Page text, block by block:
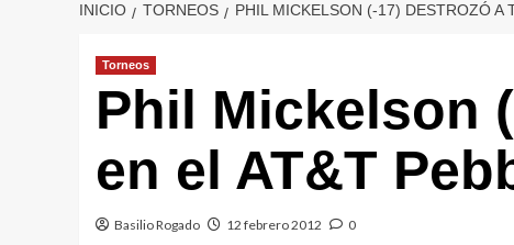
INICIO TORNEOS PHIL MICKELSON (-17) DESTROZÓ A
Torneos
Phil Mickelson
en el AT&T
Basilio Rogado 12 febrero 2012 0